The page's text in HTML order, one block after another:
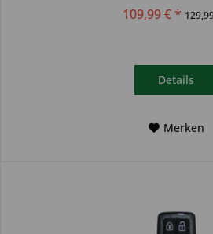
109,99 € *
Details
Merken